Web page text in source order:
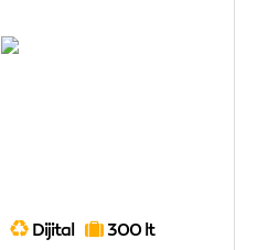
Dijital 300 lt